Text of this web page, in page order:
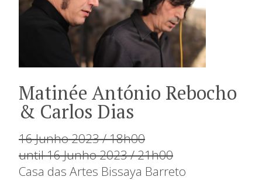
Matinée António Rebocho
& Carlos Dias
16 Junho 2023 / 18h00
until 16 Junho 2023 / 21h00
Casa das Artes Bissaya Barreto